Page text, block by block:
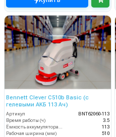
Bennett Clever C510b Basic (с
гелевыми АКБ 113 Ач)
Артикул
BNT62060-113
Время работы (ч)
3.5
Ёмкость аккумулятора (Ач)
113
Рабочая ширина (мм)
510